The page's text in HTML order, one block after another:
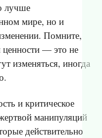
лучше
мире, но и
Помните,
— это не
изменяться, иногда
и критическое
манипуляций
действительно